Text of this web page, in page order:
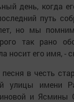
день, когда
путь
но мы
так рано
носит его имя, -
в честь
улицы имени
и Ясмины